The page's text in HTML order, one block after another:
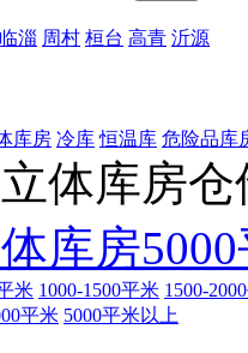
临淄 周村 桓台 高青 沂源
库房 冷库 恒温库 危险品库
米 1000-1500平米 1500-
平米 5000平米以上
体库房仓
库房